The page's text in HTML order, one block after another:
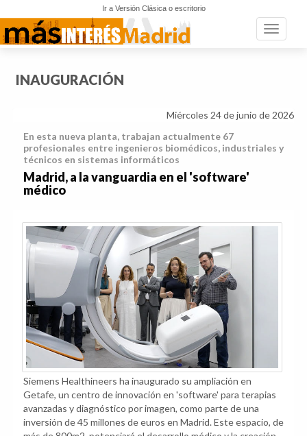
Ir a Versión Clásica o escritorio
Toggle
INAUGURACIÓN
Miércoles 24 de junio de 2026
En esta nueva planta, trabajan actualmente 67
profesionales entre ingenieros biomédicos, industriales y
técnicos en sistemas informáticos
Madrid, a la vanguardia en el 'software'
médico
Siemens Healthineers ha inaugurado su ampliación en
Getafe, un centro de innovación en 'software' para terapias
avanzadas y diagnóstico por imagen, como parte de una
inversión de 45 millones de euros en Madrid. Este espacio, de